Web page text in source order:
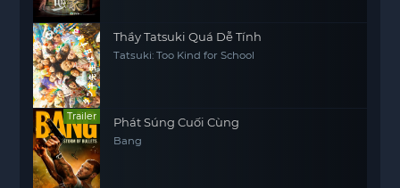
Thầy Tatsuki Quá Dễ Tính
Tatsuki: Too Kind for School
Trailer Phát Súng Cuối Cùng
Bang